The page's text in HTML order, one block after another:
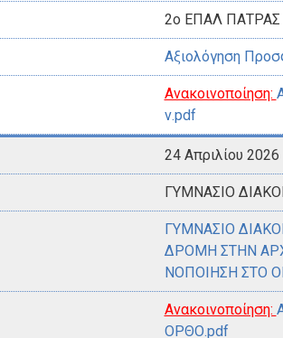
2o ΕΠΑΛ ΠΑΤΡΑΣ
Αξιολόγηση
Ανακοινοποίηση:
ν.pdf
24 Απριλίου 2026
ΓΥΜΝΑΣΙΟ
ΓΥΜΝΑΣΙΟ
ΔΡΟΜΗ ΣΤΗΝ
ΝΟΠΟΙΗΣΗ ΣΤΟ
Ανακοινοποίηση:
ΟΡΘΟ.pdf